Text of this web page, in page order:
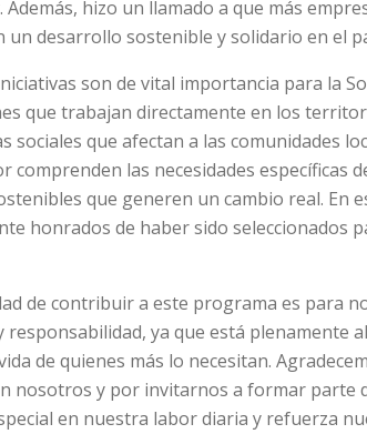
hizo un llamado a que más
un desarrollo sostenible y solidario en el
son de vital importancia para la
que trabajan directamente en los
sociales que afectan a las comunidades
comprenden las necesidades específicas
que generen un cambio real. En
honrados de haber sido seleccionados
de contribuir a este programa es para
responsabilidad, ya que está plenamente
de quienes más lo necesitan.
nosotros y por invitarnos a formar parte
en nuestra labor diaria y refuerza